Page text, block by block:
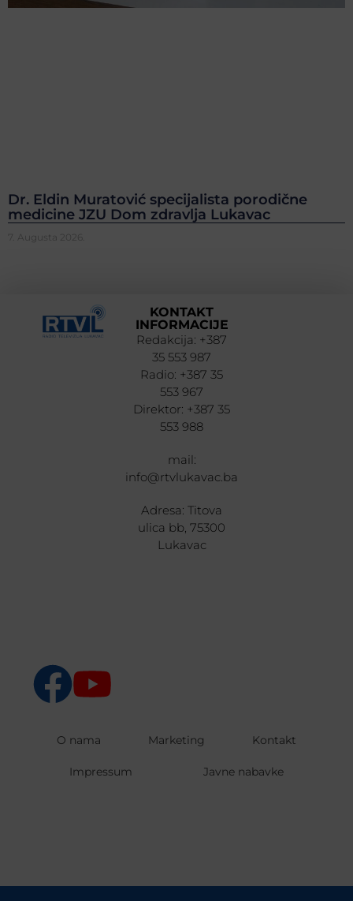
Dr. Eldin Muratović specijalista porodične
medicine JZU Dom zdravlja Lukavac
7. Augusta 2026.
KONTAKT
INFORMACIJE
Redakcija: +387
35 553 987
Radio: +387 35
553 967
Direktor: +387 35
553 988
mail:
info@rtvlukavac.ba
Adresa: Titova
ulica bb, 75300
Lukavac
O nama Marketing Kontakt
Impressum Javne nabavke